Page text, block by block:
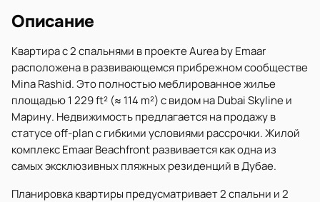
Описание
Квартира с 2 спальнями в проекте Aurea by Emaar
расположена в развивающемся прибрежном сообществе
Mina Rashid. Это полностью меблированное жилье
площадью 1 229 ft² (≈ 114 m²) с видом на Dubai Skyline и
Марину. Недвижимость предлагается на продажу в
статусе off-plan с гибкими условиями рассрочки. Жилой
комплекс Emaar Beachfront развивается как одна из
самых эксклюзивных пляжных резиденций в Дубае.
Планировка квартиры предусматривает 2 спальни и 2